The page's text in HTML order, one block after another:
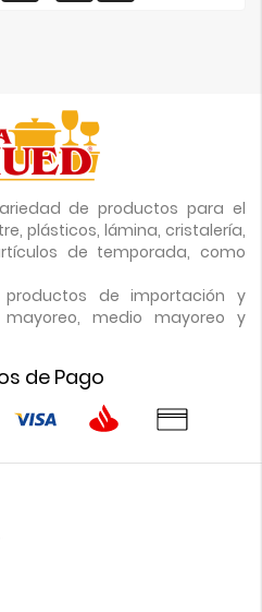
de productos para el
plásticos, lámina, cristalería,
de temporada, como
de importación y
medio mayoreo y
de Pago